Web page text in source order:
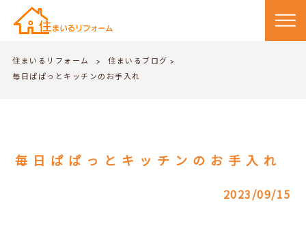
住まいるリフォーム > 住まいるブログ >
毎日ぱぱっとキッチンのお手入れ
毎日ぱぱっとキッチンのお手入れ
2023/09/15